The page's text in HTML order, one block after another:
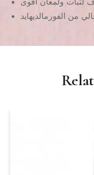
من الفورمالديهايد